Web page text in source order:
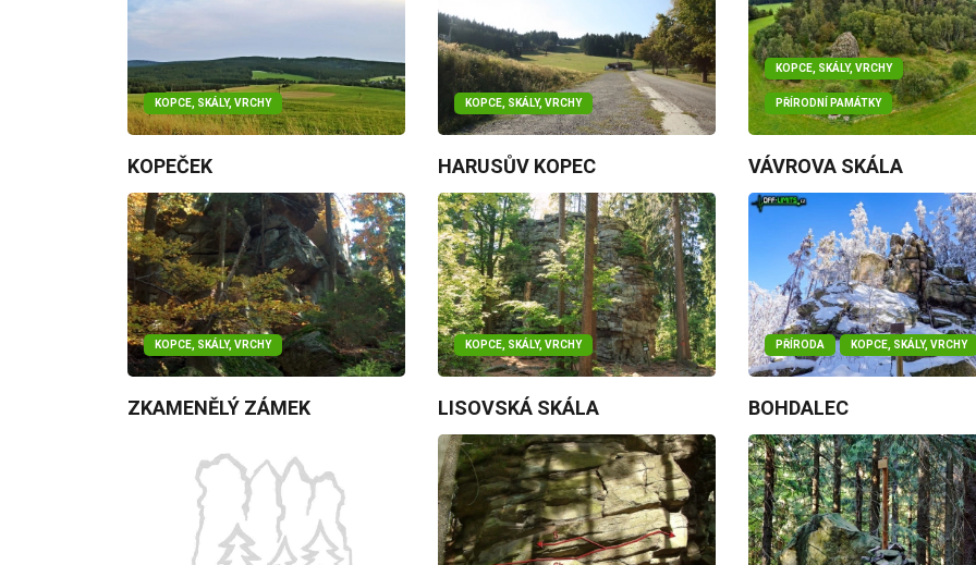
KOPCE, SKÁLY, VRCHY
KOPEČEK
KOPCE, SKÁLY, VRCHY
HARUSŮV KOPEC
KOPCE, SKÁLY, VRCHY
PŘÍRODNÍ PAMÁTKY
VÁVROVA SKÁLA
KOPCE, SKÁLY, VRCHY
ZKAMENĚLÝ ZÁMEK
KOPCE, SKÁLY, VRCHY
LISOVSKÁ SKÁLA
PŘÍRODA KOPCE, SKÁLY, VRCHY
BOHDALEC